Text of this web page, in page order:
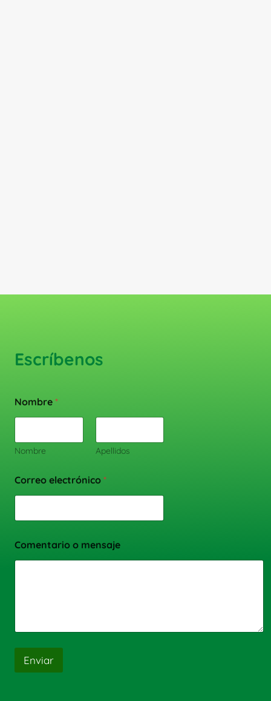
Escríbenos
Nombre *
Nombre Apellidos
Correo electrónico *
Comentario o mensaje
Enviar